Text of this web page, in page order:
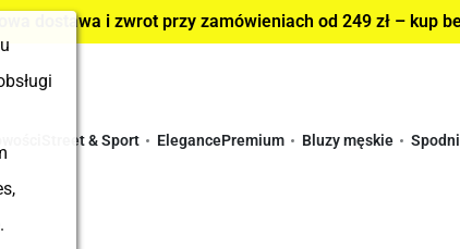
dostawa i zwrot przy zamówieniach od 249 zł – kup
Street & Sport ElegancePremium Bluzy męskie